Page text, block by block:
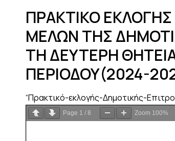
ΠΡΑΚΤΙΚΟ
ΜΕΛΩΝ ΤΗΣ
ΤΗ ΔΕΥΤΕΡΗ
ΠΕΡΙΟΔΟΥ(2024-
“Πρακτικό-εκλογής-Δημοτικής-
Page 1 / 8 Zoom 100%